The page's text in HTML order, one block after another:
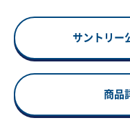
サントリー
商品